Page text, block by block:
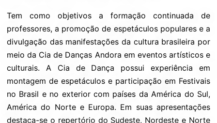
Tem como objetivos a formação continuada de
professores, a promoção de espetáculos populares e a
divulgação das manifestações da cultura brasileira por
meio da Cia de Danças Andora em eventos artísticos e
culturais. A Cia de Dança possui experiência em
montagem de espetáculos e participação em Festivais
no Brasil e no exterior com países da América do Sul,
América do Norte e Europa. Em suas apresentações
destaca-se o repertório do Sudeste, Nordeste e Norte